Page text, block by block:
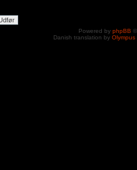
Powered by phpBB
Danish translation by Olympus